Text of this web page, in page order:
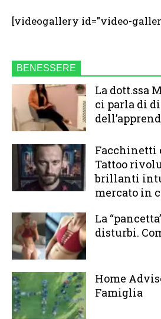
[videogallery id="video-
BENESSERE
La dott.ssa
ci parla di
Facchinetti
Tattoo
brillanti
mercato in
La
disturbi.
Home
Famiglia